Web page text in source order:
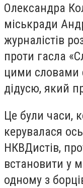
Олександра
міськради
журналістів
проти гасла
цими словами
дідусю, який
Це були часи,
керувалася
НКВДистів,
встановити у
одному з